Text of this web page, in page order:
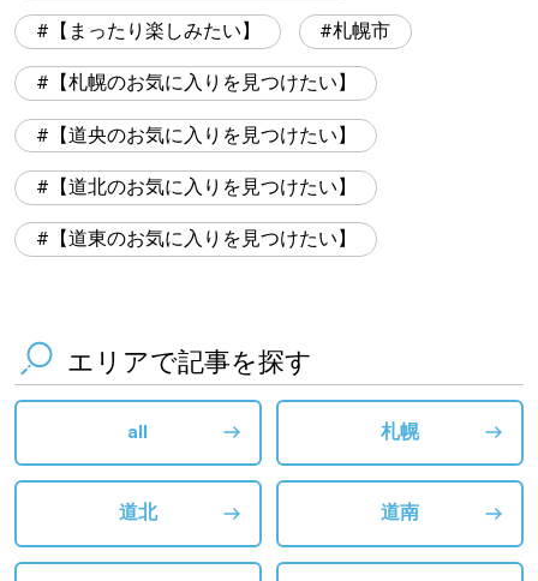
【まったり楽しみたい】 札幌市
【札幌のお気に入りを見つけたい】
【道央のお気に入りを見つけたい】
【道北のお気に入りを見つけたい】
【道東のお気に入りを見つけたい】
エリアで記事を探す
all 札幌
道北 道南